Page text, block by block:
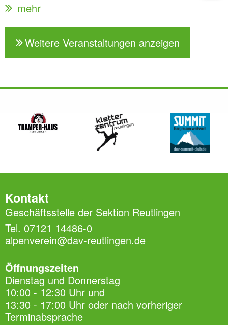
mehr
Weitere Veranstaltungen anzeigen
Kontakt
Geschäftsstelle der Sektion Reutlingen
Tel. 07121 14486-0
alpenverein@dav-reutlingen.de
Öffnungszeiten
Dienstag und Donnerstag
10:00 - 12:30 Uhr und
13:30 - 17:00 Uhr oder nach vorheriger
Terminabsprache